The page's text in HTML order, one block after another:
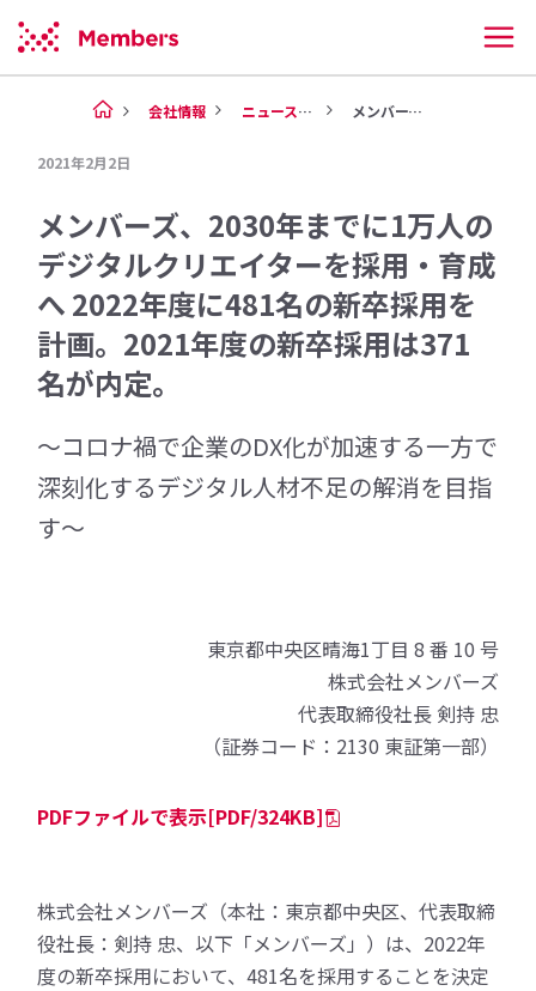
会社情報 ニュース（2021年） メンバーズ、2030年までに1...
2021年2月2日
メンバーズ、2030年までに1万人の
デジタルクリエイターを採用・育成
へ 2022年度に481名の新卒採用を
計画。2021年度の新卒採用は371
名が内定。
～コロナ禍で企業のDX化が加速する一方で
深刻化するデジタル人材不足の解消を目指
す～
東京都中央区晴海1丁目 8 番 10 号
株式会社メンバーズ
代表取締役社長 剣持 忠
（証券コード：2130 東証第一部）
PDFファイルで表示[PDF/324KB]
株式会社メンバーズ（本社：東京都中央区、代表取締
役社長：剣持 忠、以下「メンバーズ」）は、2022年
度の新卒採用において、481名を採用することを決定